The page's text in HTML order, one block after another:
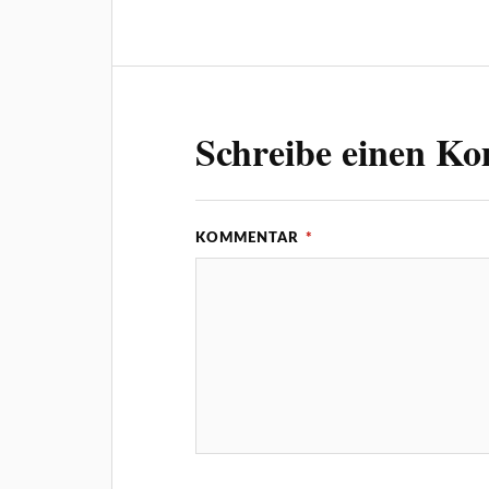
Schreibe einen
KOMMENTAR *